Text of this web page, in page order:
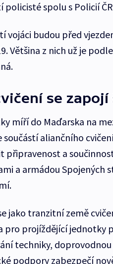
policisté spolu s Policií
vojáci budou před
Většina z nich už je
se
míří do Maďarska na
součástí aliančního
připravenost a
a armádou Spojených
jako tranzitní země
pro projíždějící jednotky
techniky,
podpory zabezpečí